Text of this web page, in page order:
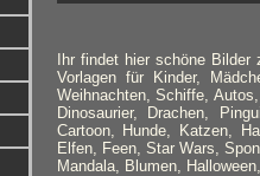
Ihr findet hier schöne
Vorlagen für Kinder,
Weihnachten, Schiffe,
Dinosaurier, Drachen,
Cartoon, Hunde, Katzen,
Elfen, Feen, Star Wars,
Mandala, Blumen,